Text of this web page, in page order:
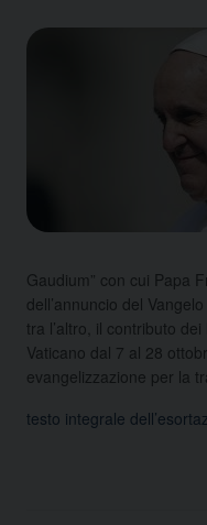
Gaudium” con cui Papa
dell’annuncio del
tra l’altro, il contributo
Vaticano dal 7 al 28
evangelizzazione per la
testo integrale